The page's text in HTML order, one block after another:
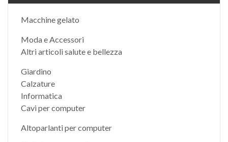
Macchine gelato
Moda e Accessori
Altri articoli salute e bellezza
Giardino
Calzature
Informatica
Cavi per computer
Altoparlanti per computer